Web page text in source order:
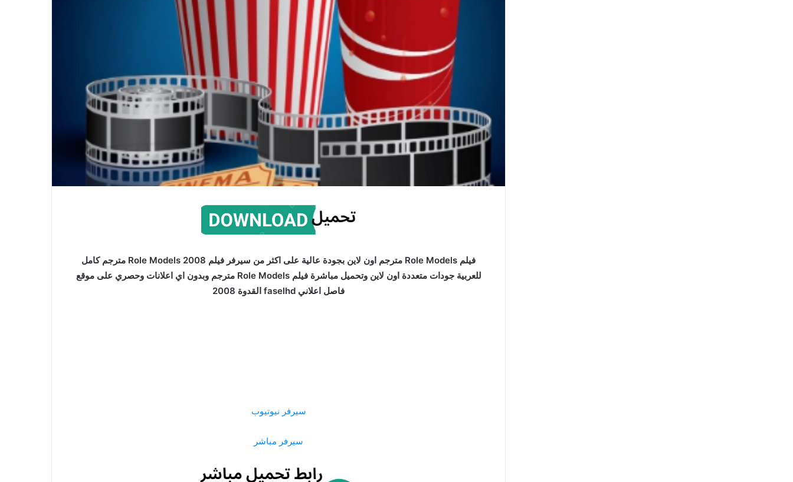
فيلم Role Models مترجم اون لاين بجودة عالية على اكثر من سيرفر فيلم Role Models 2008 مترجم كامل
للعربية جودات متعددة اون لاين وتحميل مباشرة فيلم Role Models مترجم وبدون اي اعلانات وحصري على موقع
فاصل اعلاني faselhd القدوة 2008
سيرفر نيوتيوب
سيرفر مباشر